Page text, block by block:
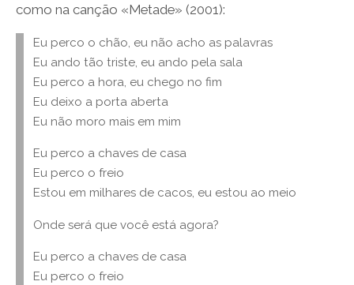
como na canção «Metade» (2001):
Eu perco o chão, eu não acho as palavras
Eu ando tão triste, eu ando pela sala
Eu perco a hora, eu chego no fim
Eu deixo a porta aberta
Eu não moro mais em mim
Eu perco a chaves de casa
Eu perco o freio
Estou em milhares de cacos, eu estou ao meio
Onde será que você está agora?
Eu perco a chaves de casa
Eu perco o freio